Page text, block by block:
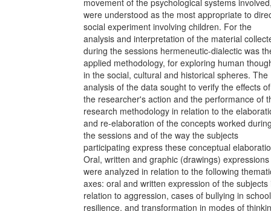
movement of the psychological systems
were understood as the most appropriate to
social experiment involving children. For the
analysis and interpretation of the material
during the sessions hermeneutic-dialectic was
applied methodology, for exploring human
in the social, cultural and historical spheres. The
analysis of the data sought to verify the effects of
the researcher's action and the performance of
research methodology in relation to the
and re-elaboration of the concepts worked
the sessions and of the way the subjects
participating express these conceptual
Oral, written and graphic (drawings) expressions
were analyzed in relation to the following
axes: oral and written expression of the subjects
relation to aggression, cases of bullying in
resilience, and transformation in modes of